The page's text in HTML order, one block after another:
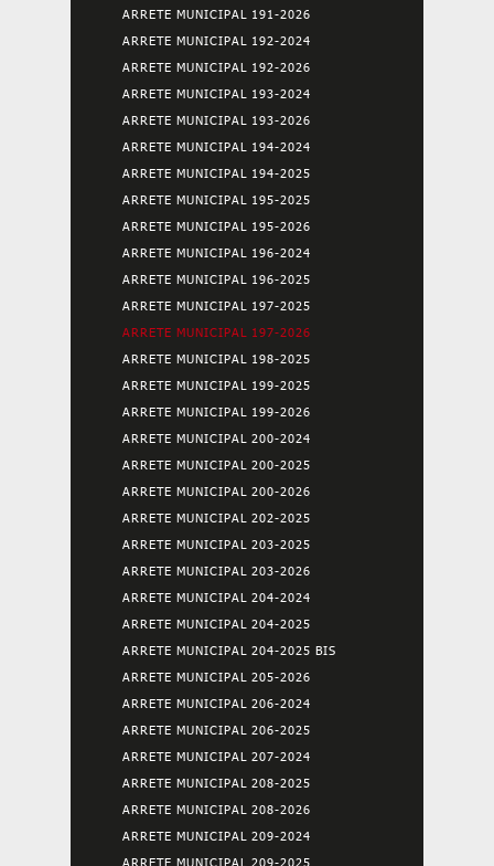
ARRETE MUNICIPAL 191-2026
ARRETE MUNICIPAL 192-2024
ARRETE MUNICIPAL 192-2026
ARRETE MUNICIPAL 193-2024
ARRETE MUNICIPAL 193-2026
ARRETE MUNICIPAL 194-2024
ARRETE MUNICIPAL 194-2025
ARRETE MUNICIPAL 195-2025
ARRETE MUNICIPAL 195-2026
ARRETE MUNICIPAL 196-2024
ARRETE MUNICIPAL 196-2025
ARRETE MUNICIPAL 197-2025
ARRETE MUNICIPAL 197-2026
ARRETE MUNICIPAL 198-2025
ARRETE MUNICIPAL 199-2025
ARRETE MUNICIPAL 199-2026
ARRETE MUNICIPAL 200-2024
ARRETE MUNICIPAL 200-2025
ARRETE MUNICIPAL 200-2026
ARRETE MUNICIPAL 202-2025
ARRETE MUNICIPAL 203-2025
ARRETE MUNICIPAL 203-2026
ARRETE MUNICIPAL 204-2024
ARRETE MUNICIPAL 204-2025
ARRETE MUNICIPAL 204-2025 BIS
ARRETE MUNICIPAL 205-2026
ARRETE MUNICIPAL 206-2024
ARRETE MUNICIPAL 206-2025
ARRETE MUNICIPAL 207-2024
ARRETE MUNICIPAL 208-2025
ARRETE MUNICIPAL 208-2026
ARRETE MUNICIPAL 209-2024
ARRETE MUNICIPAL 209-2025